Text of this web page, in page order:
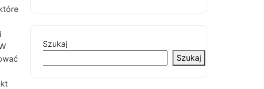
Szukaj
Szukaj